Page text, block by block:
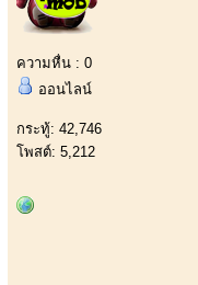
ความหื่น : 0
ออนไลน์
กระทู้: 42,746
โพสต์: 5,212